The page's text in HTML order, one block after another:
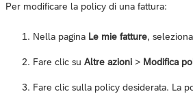
Per modificare la policy di una fattura:
Nella pagina Le mie fatture,
Fare clic su Altre azioni > Modifica
Fare clic sulla policy desiderata. La